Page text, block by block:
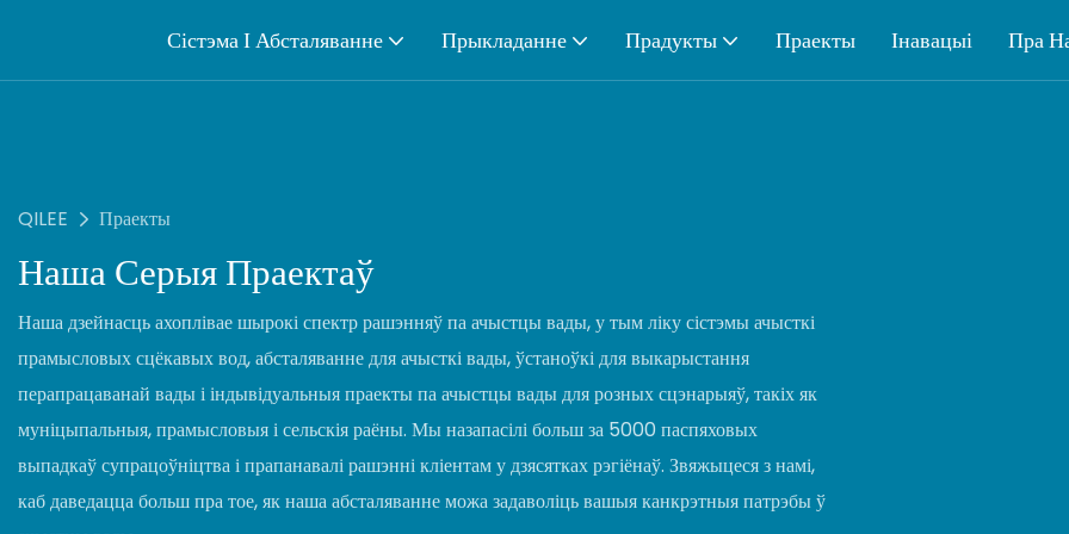
Сістэма І Абсталяванне Прыкладанне Прадукты Праекты Інавацыі Пра
QILEE Праекты
Наша Серыя Праектаў
Наша дзейнасць ахоплівае шырокі спектр рашэнняў па ачыстцы вады, у тым ліку сістэмы ачысткі
прамысловых сцёкавых вод, абсталяванне для ачысткі вады, ўстаноўкі для выкарыстання
перапрацаванай вады і індывідуальныя праекты па ачыстцы вады для розных сцэнарыяў, такіх як
муніцыпальныя, прамысловыя і сельскія раёны. Мы назапасілі больш за 5000 паспяховых
выпадкаў супрацоўніцтва і прапанавалі рашэнні кліентам у дзясятках рэгіёнаў. Звяжыцеся з намі,
каб даведацца больш пра тое, як наша абсталяванне можа задаволіць вашыя канкрэтныя патрэбы ў